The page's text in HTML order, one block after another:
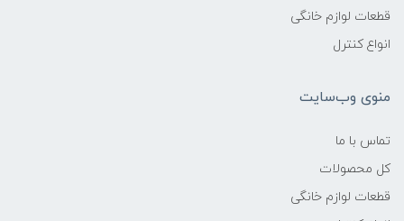
قطعات لوازم خانگی
انواع کنترل
منوی وب‌سایت
تماس با ما
کل محصولات
قطعات لوازم خانگی